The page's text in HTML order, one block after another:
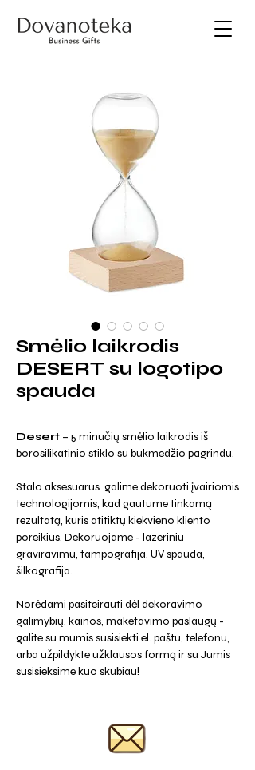
Smėlio laikrodis
DESERT su logotipo
spauda
Desert – 5 minučių smėlio laikrodis iš
borosilikatinio stiklo su bukmedžio pagrindu.
Stalo aksesuarus galime dekoruoti įvairiomis
technologijomis, kad gautume tinkamą
rezultatą, kuris atitiktų kiekvieno kliento
poreikius. Dekoruojame - lazeriniu
graviravimu, tampografija, UV spauda,
šilkografija.
Norėdami pasiteirauti dėl dekoravimo
galimybių, kainos, maketavimo paslaugų -
galite su mumis susisiekti el. paštu, telefonu,
arba užpildykte užklausos formą ir su Jumis
susisieksime kuo skubiau!